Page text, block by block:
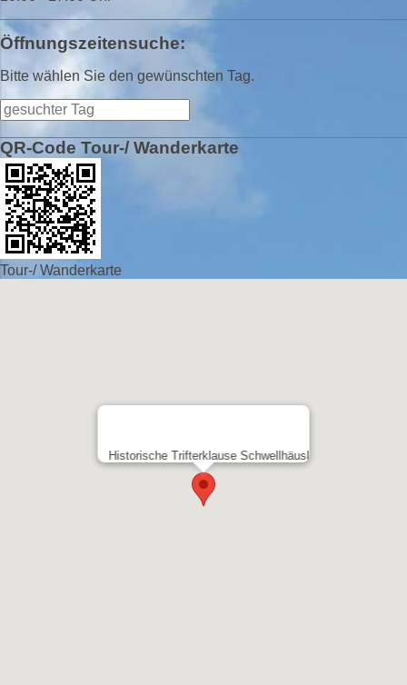
Öffnungszeitensuche:
Bitte wählen Sie den gewünschten Tag.
QR-Code Tour-/ Wanderkarte
Tour-/ Wanderkarte
Historische Trifterklause Schwellhäusl